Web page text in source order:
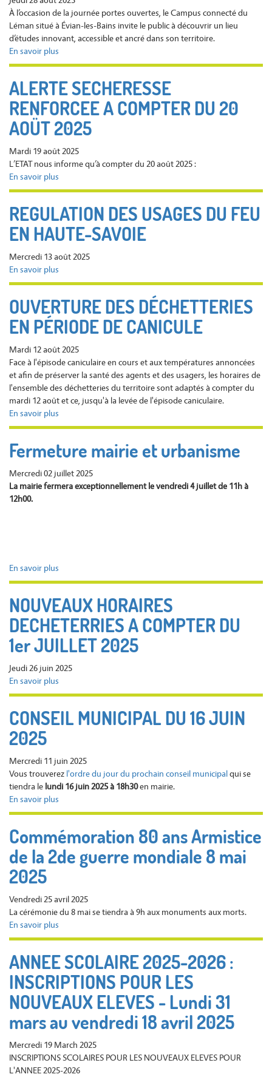
29
septembre
2025
à
en
À l’occasion de la journée portes ouvertes, le Campus connecté du
Léman situé à Évian-les-Bains invite le public à découvrir un lieu
d’études innovant, accessible et ancré dans son territoire.
En savoir plus
Le
connecté
du
Léman
vous
ses
portes
mercredi
septembre.
ALERTE SECHERESSE
RENFORCEE A COMPTER DU 20
AOÜT 2025
Mardi 19 août 2025
L’ETAT nous informe qu’à compter du 20 août 2025 :
En savoir plus
ALERTE
RENFORCEE
A
COMPTER
DU
REGULATION DES USAGES DU FEU
EN HAUTE-SAVOIE
Mercredi 13 août 2025
En savoir plus
REGULATION
USAGES
DU
FEU
EN
HAUTE-
SAVOIE
OUVERTURE DES DÉCHETTERIES
EN PÉRIODE DE CANICULE
Mardi 12 août 2025
Face à l'épisode caniculaire en cours et aux températures annoncées
et afin de préserver la santé des agents et des usagers, les horaires de
l'ensemble des déchetteries du territoire sont adaptés à compter du
mardi 12 août et ce, jusqu'à la levée de l'épisode caniculaire.
En savoir plus
OUVERTURE
DÉCHETTERIES
PÉRIODE
DE
Fermeture mairie et urbanisme
Mercredi 02 juillet 2025
La mairie fermera exceptionnellement le vendredi 4 juillet de 11h à
12h00.
En savoir plus
Fermeture
et
urbanisme
NOUVEAUX HORAIRES
DECHETERRIES A COMPTER DU
1er JUILLET 2025
Jeudi 26 juin 2025
En savoir plus
NOUVEAUX
DECHETERRIES
DU
1er
JUILLET
CONSEIL MUNICIPAL DU 16 JUIN
2025
Mercredi 11 juin 2025
Vous trouverez l'ordre du jour du prochain conseil municipalqui se
tiendra le lundi 16 juin 2025 à 18h30en mairie.
En savoir plus
CONSEIL
DU
16
JUIN
Commémoration 80 ans Armistice
de la 2de guerre mondiale 8 mai
2025
Vendredi 25 avril 2025
La cérémonie du 8 mai se tiendra à 9h aux monuments aux morts.
En savoir plus
Commémoration
ans
Armistice
de
la
guerre
mondiale
8
mai
ANNEE SCOLAIRE 2025-2026 :
INSCRIPTIONS POUR LES
NOUVEAUX ELEVES - Lundi 31
mars au vendredi 18 avril 2025
Mercredi 19 March 2025
INSCRIPTIONS SCOLAIRES POUR LES NOUVEAUX ELEVES POUR
L'ANNEE 2025-2026